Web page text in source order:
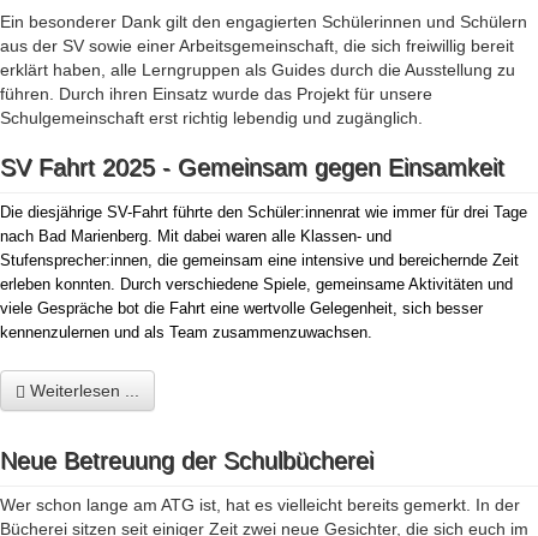
Ein besonderer Dank gilt den engagierten Schülerinnen und Schülern
aus der SV sowie einer Arbeitsgemeinschaft, die sich freiwillig bereit
erklärt haben, alle Lerngruppen als Guides durch die Ausstellung zu
führen. Durch ihren Einsatz wurde das Projekt für unsere
Schulgemeinschaft erst richtig lebendig und zugänglich.
SV Fahrt 2025 - Gemeinsam gegen Einsamkeit
Die diesjährige SV-Fahrt führte den Schüler:innenrat wie immer für drei Tage
nach Bad Marienberg. Mit dabei waren alle Klassen- und
Stufensprecher:innen, die gemeinsam eine intensive und bereichernde Zeit
erleben konnten. Durch verschiedene Spiele, gemeinsame Aktivitäten und
viele Gespräche bot die Fahrt eine wertvolle Gelegenheit, sich besser
kennenzulernen und als Team zusammenzuwachsen.
Weiterlesen ...
Neue Betreuung der Schulbücherei
Wer schon lange am ATG ist, hat es vielleicht bereits gemerkt. In der
Bücherei sitzen seit einiger Zeit zwei neue Gesichter, die sich euch im